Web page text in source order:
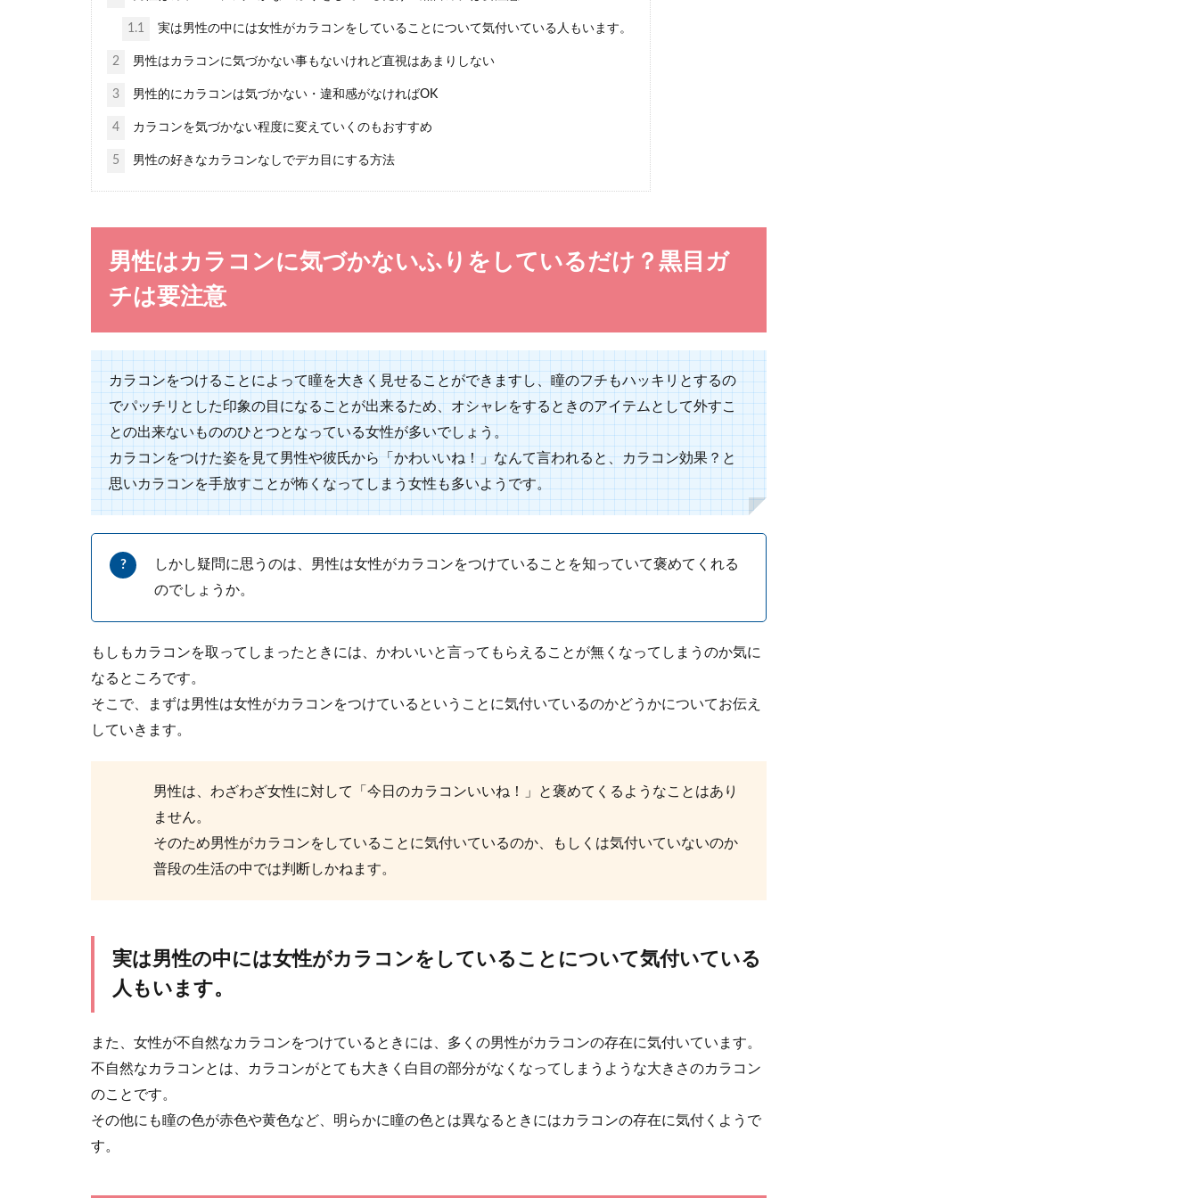
結婚式にお呼ばれしたときのネイルには、どのようなマナーがあるのでしょうか？ドレスは花嫁
と被らないよう...
30代の服装【同窓会】女性が素敵に見える同窓会ファッション
男性へのプレゼント【マフラー編】選び方のポイントとオススメ
男性へプレゼントとしてマフラーを贈りたいと考えたとき、どんな物を選んだらいいのかわから
ないという人も...
たものがあるの...
10代や20代の時は、それに合わせた若い服を着ていたと思いますが、30代になると、服装の雰
囲気を変え...
1.1 実は男性の中には女性がカラコンをしていることについて気付いている人もいます。
2 男性はカラコンに気づかない事もないけれど直視はあまりしない
3 男性的にカラコンは気づかない・違和感がなければOK
4 カラコンを気づかない程度に変えていくのもおすすめ
5 男性の好きなカラコンなしでデカ目にする方法
男性はカラコンに気づかないふりをしているだけ？黒目ガ
チは要注意
カラコンをつけることによって瞳を大きく見せることができますし、瞳のフチもハッキリとするの
でパッチリとした印象の目になることが出来るため、オシャレをするときのアイテムとして外すこ
との出来ないもののひとつとなっている女性が多いでしょう。
カラコンをつけた姿を見て男性や彼氏から「かわいいね！」なんて言われると、カラコン効果？と
思いカラコンを手放すことが怖くなってしまう女性も多いようです。
しかし疑問に思うのは、男性は女性がカラコンをつけていることを知っていて褒めてくれる
のでしょうか。
もしもカラコンを取ってしまったときには、かわいいと言ってもらえることが無くなってしまうのか気に
なるところです。
そこで、まずは男性は女性がカラコンをつけているということに気付いているのかどうかについてお伝え
していきます。
男性は、わざわざ女性に対して「今日のカラコンいいね！」と褒めてくるようなことはあり
ません。
そのため男性がカラコンをしていることに気付いているのか、もしくは気付いていないのか
普段の生活の中では判断しかねます。
実は男性の中には女性がカラコンをしていることについて気付いている
人もいます。
また、女性が不自然なカラコンをつけているときには、多くの男性がカラコンの存在に気付いています。
不自然なカラコンとは、カラコンがとても大きく白目の部分がなくなってしまうような大きさのカラコン
のことです。
その他にも瞳の色が赤色や黄色など、明らかに瞳の色とは異なるときにはカラコンの存在に気付くようで
す。